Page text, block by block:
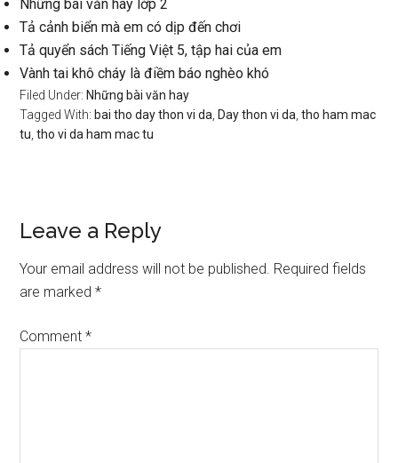
Những bài văn hay lớp 2
Tả cảnh biển mà em có dịp đến chơi
Tả quyển sách Tiếng Việt 5, tập hai của em
Vành tai khô cháy là điềm báo nghèo khó
Filed Under: Những bài văn hay
Tagged With: bai tho day thon vi da Day thon vi da ,tho ham mac
tu ,tho vi da ham mac tu
Reader
Interactions
Leave a Reply
Your email address will not be published. Required fields
are marked*
Comment*